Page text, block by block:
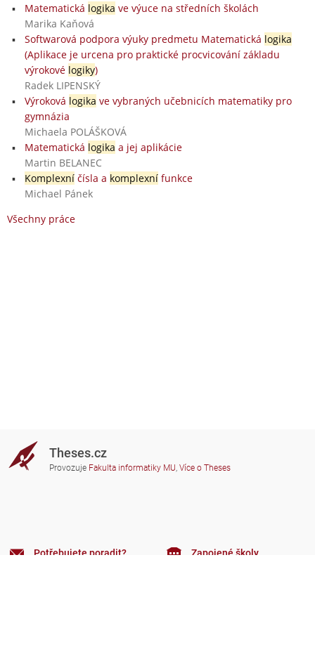
Matematická logika ve výuce na středních školách
Marika Kaňová
Softwarová podpora výuky predmetu Matematická logika
(Aplikace je urcena pro praktické procvicování základu
výrokové logiky)
Radek LIPENSKÝ
Výroková logika ve vybraných učebnicích matematiky pro
gymnázia
Michaela POLÁŠKOVÁ
Matematická logika a jej aplikácie
Martin BELANEC
Komplexníčísla a komplexnífunkce
Michael Pánek
Všechny práce
Theses.cz
Provozuje Fakulta informatiky MU, Více o Theses
Potřebujete poradit? Zapojené školy